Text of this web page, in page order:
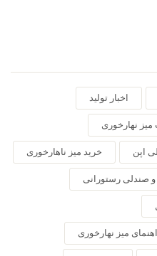
اخبار تولید
میز نهارخوری
اپن خرید میز ناهارخوری
و صندلی رستورانی
میز نهارخوری